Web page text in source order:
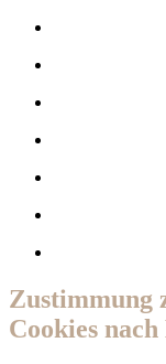
Zustimmung
Cookies